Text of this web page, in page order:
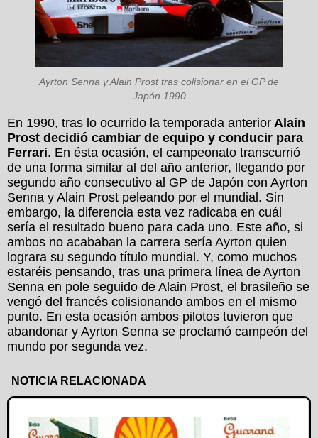
Ayrton Senna y Alain Prost tras colisionar en el GP de
Japón 1990
En 1990, tras lo ocurrido la temporada anterior Alain
Prost decidió cambiar de equipo y conducir para
Ferrari. En ésta ocasión, el campeonato transcurrió
de una forma similar al del año anterior, llegando por
segundo año consecutivo al GP de Japón con Ayrton
Senna y Alain Prost peleando por el mundial. Sin
embargo, la diferencia esta vez radicaba en cuál
sería el resultado bueno para cada uno. Este año, si
ambos no acababan la carrera sería Ayrton quien
lograra su segundo título mundial. Y, como muchos
estaréis pensando, tras una primera línea de Ayrton
Senna en pole seguido de Alain Prost, el brasileño se
vengó del francés colisionando ambos en el mismo
punto. En esta ocasión ambos pilotos tuvieron que
abandonar y Ayrton Senna se proclamó campeón del
mundo por segunda vez.
NOTICIA RELACIONADA